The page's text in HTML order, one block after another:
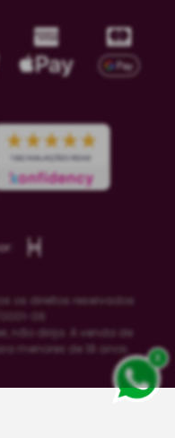
x
os direitos reservados
06
não dirija. A venda de
menores de 18 anos.